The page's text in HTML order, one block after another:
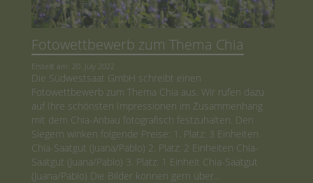
Fotowettbewerb zum Thema Chia
Erstellt am: 20. July 2022
Die Südwestsaat GmbH schreibt einen
Fotowettbewerb zum Thema Chia aus. Wir rufen dazu
auf Ihre schönsten Impressionen im Zusammenhang
mit dem Chia-Anbau fotografisch festzuhalten. Den
Siegern winken folgende Preise: 1. Platz: 3 Einheiten
Chia-Saatgut (Juana/Pablo) 2. Platz: 2 Einheiten Chia-
Saatgut (Juana/Pablo) 3. Platz: 1 Einheit Chia-Saatgut
(Juana/Pablo) Die Bilder können gern über...